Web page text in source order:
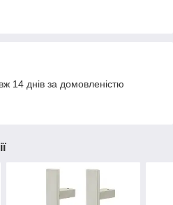
14 днів за домовленістю